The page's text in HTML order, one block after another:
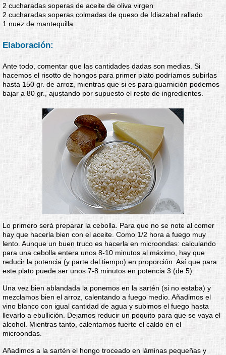
2 cucharadas soperas de aceite de oliva virgen
2 cucharadas soperas colmadas de queso de Idiazabal rallado
1 nuez de mantequilla
Elaboración:
Ante todo, comentar que las cantidades dadas son medias. Si
hacemos el risotto de hongos para primer plato podríamos subirlas
hasta 150 gr. de arroz, mientras que si es para guarnición podemos
bajar a 80 gr., ajustando por supuesto el resto de ingredientes.
Lo primero será preparar la cebolla. Para que no se note al comer
hay que hacerla bien con el aceite. Como 1/2 hora a fuego muy
lento. Aunque un buen truco es hacerla en microondas: calculando
para una cebolla entera unos 8-10 minutos al máximo, hay que
reducir la potencia (y parte del tiempo) en proporción. Así que para
este plato puede ser unos 7-8 minutos en potencia 3 (de 5).
Una vez bien ablandada la ponemos en la sartén (si no estaba) y
mezclamos bien el arroz, calentando a fuego medio. Añadimos el
vino blanco con igual cantidad de agua y subimos el fuego hasta
llevarlo a ebullición. Dejamos reducir un poquito para que se vaya el
alcohol. Mientras tanto, calentamos fuerte el caldo en el
microondas.
Añadimos a la sartén el hongo troceado en láminas pequeñas y